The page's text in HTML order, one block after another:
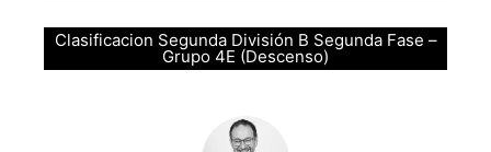
Clasificacion Segunda División B Segunda Fase –
Grupo 4E (Descenso)